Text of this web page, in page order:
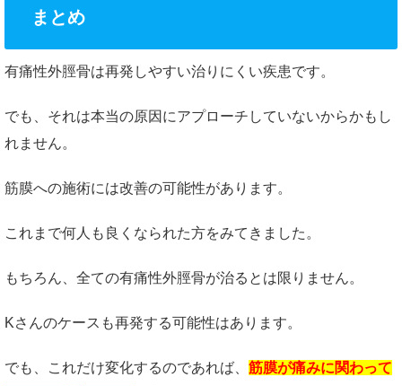
まとめ
有痛性外脛骨は再発しやすい治りにくい疾患です。
でも、それは本当の原因にアプローチしていないからかもし
れません。
筋膜への施術には改善の可能性があります。
これまで何人も良くなられた方をみてきました。
もちろん、全ての有痛性外脛骨が治るとは限りません。
Kさんのケースも再発する可能性はあります。
でも、これだけ変化するのであれば、 筋膜が痛みに関わって